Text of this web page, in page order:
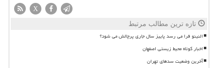
X
تازه ترین مطالب مرتبط
النینو فرا می رسد پاییز سال جاری پرچالش می شود؟
اخبار کوتاه محیط زیستی اصفهان
آخرین وضعیت سدهای تهران